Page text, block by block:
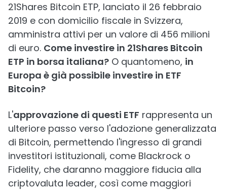
21Shares Bitcoin ETP, lanciato il 26 febbraio
2019 e con domicilio fiscale in Svizzera,
amministra attivi per un valore di 456 milioni
di euro. Come investire in 21Shares Bitcoin
ETP in borsa italiana? O quantomeno, in
Europa è già possibile investire in ETF
Bitcoin?
L'approvazione di questi ETF rappresenta un
ulteriore passo verso l'adozione generalizzata
di Bitcoin, permettendo l'ingresso di grandi
investitori istituzionali, come Blackrock o
Fidelity, che daranno maggiore fiducia alla
criptovaluta leader, così come maggiori